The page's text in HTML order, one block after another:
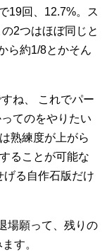
19回、12.7%。ス
の2つはほぼ同じと
ら約1/8とかそん
ね、
これでパー
てのをやりたい
熟練度が上がら
ることが可能な
げる自作石版だけ
場願って、残りの
す。